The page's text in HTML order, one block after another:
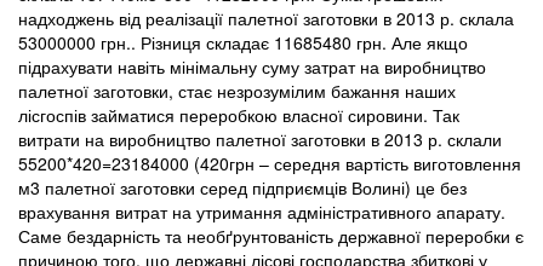
надходжень від реалізації палетної заготовки в 2013 р. склала
53000000 грн.. Різниця складає 11685480 грн. Але якщо
підрахувати навіть мінімальну суму затрат на виробництво
палетної заготовки, стає незрозумілим бажання наших
лісгоспів займатися переробкою власної сировини. Так
витрати на виробництво палетної заготовки в 2013 р. склали
55200*420=23184000 (420грн – середня вартість виготовлення
м3 палетної заготовки серед підприємців Волині) це без
врахування витрат на утримання адміністративного апарату.
Саме бездарність та необґрунтованість державної переробки є
причиною того, що державні лісові господарства збиткові у